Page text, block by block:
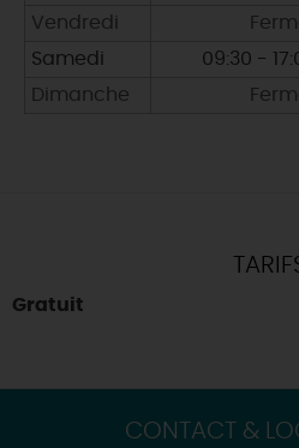
Vendredi
Samedi
09:30 -
Dimanche
Gratuit
CONTACT &